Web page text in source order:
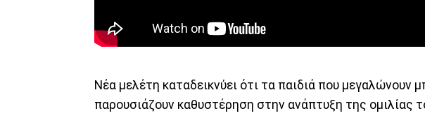
Νέα μελέτη καταδεικνύει ότι τα παιδιά που μεγαλώνουν
παρουσιάζουν καθυστέρηση στην ανάπτυξη της ομιλίας